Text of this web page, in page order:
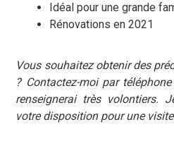
Idéal pour une grande
Rénovations en 2021
Vous souhaitez obtenir des
? Contactez-moi par
renseignerai très volontiers.
votre disposition pour une